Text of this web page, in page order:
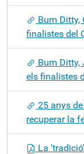
ó
Bum Ditty,
finalistes del
Bum Ditty,
els finalistes
25 anys
recuperar la
La